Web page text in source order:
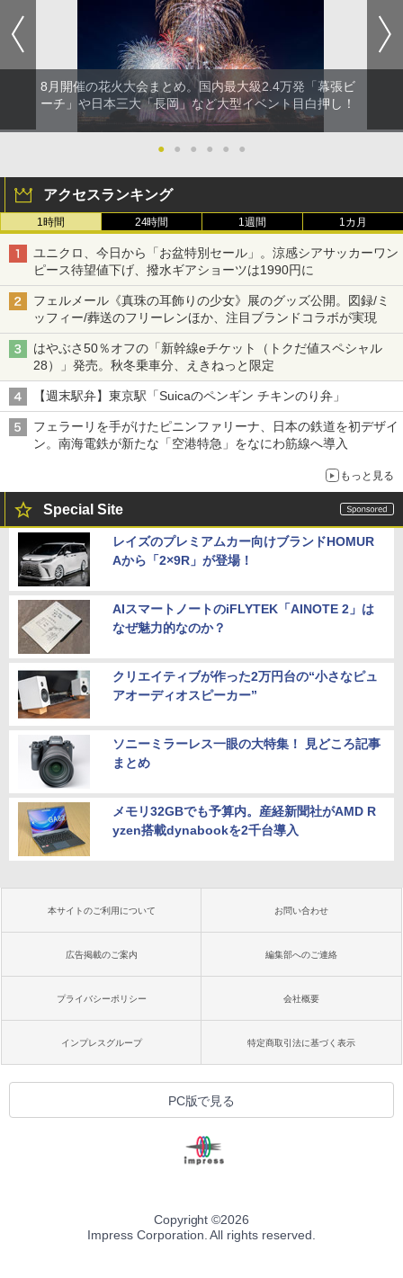
8月開催の花火大会まとめ。国内最大級2.4万発「幕張ビ
ーチ」や日本三大「長岡」など大型イベント目白押し！
● ● ● ● ● ●
アクセスランキング
1時間 24時間 1週間 1カ月
ユニクロ、今日から「お盆特別セール」。涼感シアサッカーワン
ピース待望値下げ、撥水ギアショーツは1990円に
フェルメール《真珠の耳飾りの少女》展のグッズ公開。図録/ミ
ッフィー/葬送のフリーレンほか、注目ブランドコラボが実現
はやぶさ50％オフの「新幹線eチケット（トクだ値スペシャル
28）」発売。秋冬乗車分、えきねっと限定
【週末駅弁】東京駅「Suicaのペンギン チキンのり弁」
フェラーリを手がけたピニンファリーナ、日本の鉄道を初デザイ
ン。南海電鉄が新たな「空港特急」をなにわ筋線へ導入
もっと見る
Special Site
レイズのプレミアムカー向けブランドHOMUR
Aから「2×9R」が登場！
AIスマートノートのiFLYTEK「AINOTE 2」は
なぜ魅力的なのか？
クリエイティブが作った2万円台の“小さなピュ
アオーディオスピーカー”
ソニーミラーレス一眼の大特集！ 見どころ記事
まとめ
メモリ32GBでも予算内。産経新聞社がAMD R
yzen搭載dynabookを2千台導入
本サイトのご利用について お問い合わせ
広告掲載のご案内 編集部へのご連絡
プライバシーポリシー 会社概要
インプレスグループ 特定商取引法に基づく表示
PC版で見る
Copyright ©2026
Impress Corporation. All rights reserved.